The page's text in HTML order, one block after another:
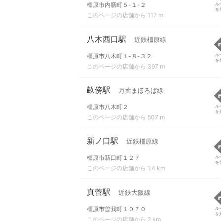
橿原市内膳町５-１-２
このページの店舗から 117 m
ル
を
八木西口駅 近鉄橿原線
橿原市八木町１-８-３２
このページの店舗から 397 m
ル
を
畝傍駅 万葉まほろば線
橿原市八木町２
このページの店舗から 507 m
ル
を
新ノ口駅 近鉄橿原線
橿原市新口町１２７
このページの店舗から 1.4 km
ル
を
真菅駅 近鉄大阪線
橿原市曽我町１０７０
このページの店舗から 2 km
ル
を